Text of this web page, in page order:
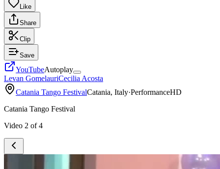
Like
Share
Clip
Save
YouTubeAutoplay
Levan GomelauriCecilia Acosta
Catania Tango FestivalCatania, Italy·PerformanceHD
Catania Tango Festival
Video 2 of 4